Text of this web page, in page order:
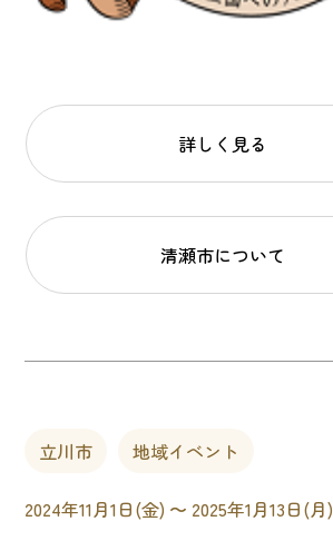
詳しく見る
清瀬市について
立川市 地域イベント
2024年11月1日(金) 〜 2025年1月13日(月)